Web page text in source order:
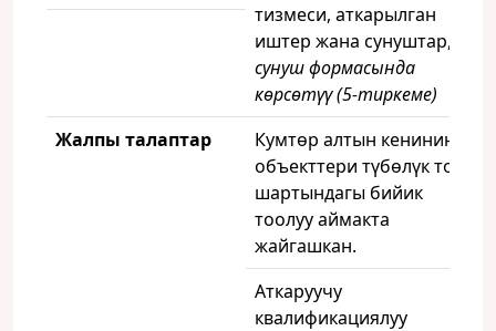
тизмеси, аткарылган
иштер жана сунуштар,
сунуш формасында
көрсөтүү (5-тиркеме)
Жалпы талаптар
Кумтөр алтын кенинин
объекттери түбөлүк тоң
шартындагы бийик
тоолуу аймакта
жайгашкан.
Аткаруучу
квалификациялуу